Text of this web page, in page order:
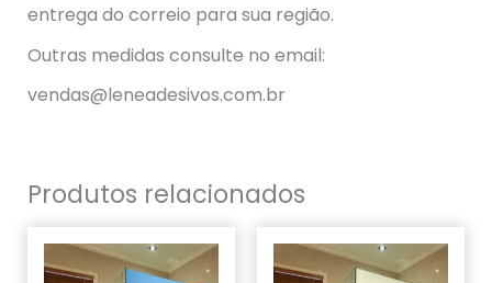
entrega do correio para sua região.
Outras medidas consulte no email:
vendas@leneadesivos.com.br
Produtos relacionados